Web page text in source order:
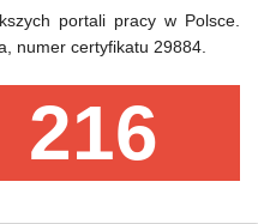
216
portali pracy w Polsce.
numer certyfikatu 29884.